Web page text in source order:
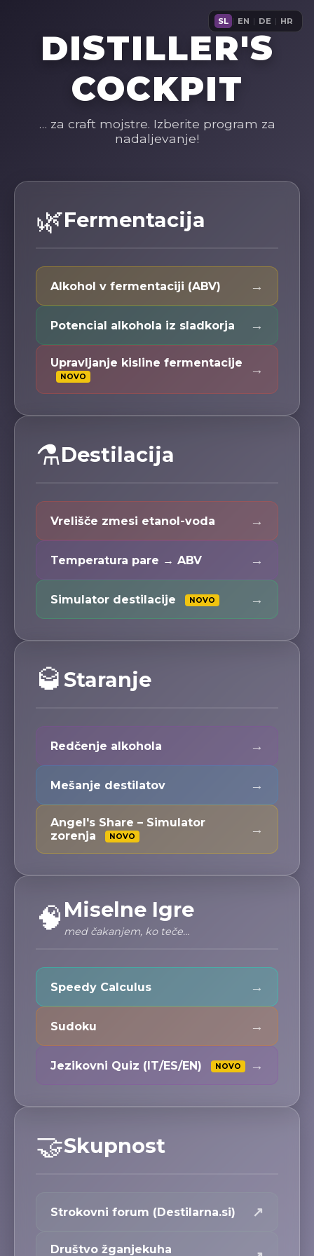
SL | EN | DE | HR
DISTILLER'S
COCKPIT
… za craft mojstre. Izberite program za
nadaljevanje!
🌿Fermentacija
Alkohol v fermentaciji (ABV) →
Potencial alkohola iz sladkorja →
Upravljanje kisline fermentacije
NOVO →
⚗️Destilacija
Vrelišče zmesi etanol-voda →
Temperatura pare → ABV →
Simulator destilacije NOVO →
🥃 Staranje
Redčenje alkohola →
Mešanje destilatov →
Angel's Share – Simulator
zorenja
NOVO →
🧠 Miselne Igre
med čakanjem, ko teče…
Speedy Calculus →
Sudoku →
Jezikovni Quiz (IT/ES/EN) NOVO →
🤝Skupnost
Strokovni forum (Destilarna.si) ↗
Društvo žganjekuha